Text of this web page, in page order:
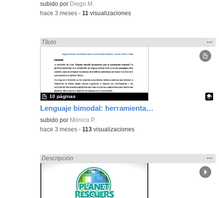
Contenido educativo.
subido por Diego M.
-hace 3 meses -11 visualizaciones
Lenguaje bimodal: herramientas para la comunicación tempana
Encontrado «Comunicación» en:
Título
la
…
Contenido educativo.
subido por Mónica P.
10 páginas
-hace 3 meses -113 visualizaciones
Encontrado «Comunicación» en:
Descripción
la
…